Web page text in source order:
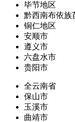
毕节地区
黔西南布依族
铜仁地区
安顺市
遵义市
六盘水市
贵阳市
全云南省
保山市
玉溪市
曲靖市